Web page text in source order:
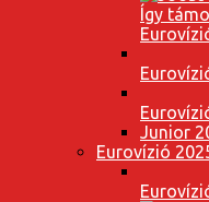
Így
Junior
Eurovízió